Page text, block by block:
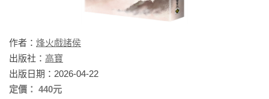
作者： 烽火戲諸侯
出版社： 高寶
出版日期：2026-04-22
定價： 440元